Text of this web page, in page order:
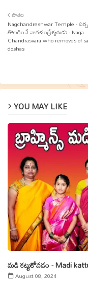
పాతది
Nagchandreshwar Temple -
తొలగించే నాగచంద్రేశ్వరుడు - Naga
Chandrasvara who removes of
doshas
YOU MAY LIKE
మడి కట్టుకోవడం - Madi
August 08, 2024